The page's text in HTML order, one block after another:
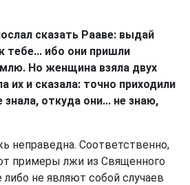
сказать Рааве: выдай
ибо они пришли
Но женщина взяла двух
их и сказала: точно приходили
откуда они... не знаю,
неправедна. Соответственно,
примеры лжи из Священного
не являют собой случаев